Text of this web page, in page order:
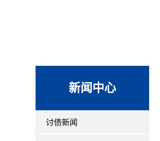
新闻中心
讨债新闻